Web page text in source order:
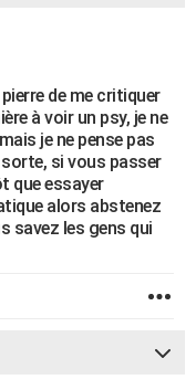
de me critiquer
à voir un psy, je ne
je ne pense pas
si vous passer
que essayer
alors abstenez
savez les gens qui